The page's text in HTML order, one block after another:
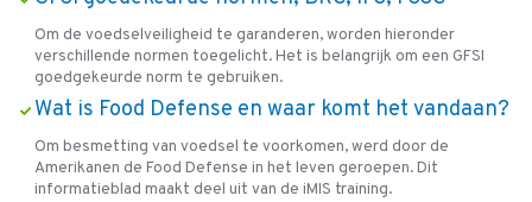
Om de voedselveiligheid te garanderen, worden hieronder
verschillende normen toegelicht. Het is belangrijk om een GFSI
goedgekeurde norm te gebruiken.
Wat is Food Defense en waar komt het vandaan?
Om besmetting van voedsel te voorkomen, werd door de
Amerikanen de Food Defense in het leven geroepen. Dit
informatieblad maakt deel uit van de iMIS training.